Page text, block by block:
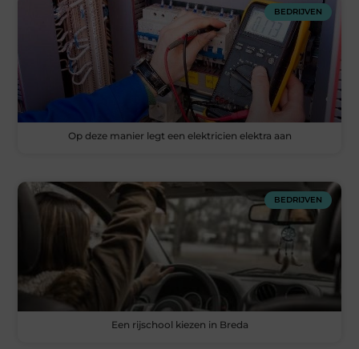
BEDRIJVEN
Op deze manier legt een elektricien elektra aan
BEDRIJVEN
Een rijschool kiezen in Breda